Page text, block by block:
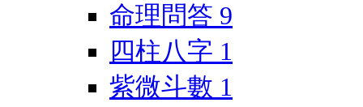
命理問答 9
四柱八字 1
紫微斗數 1